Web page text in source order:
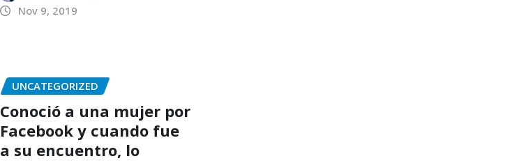
Nov 9, 2019
UNCATEGORIZED
Conoció a una mujer por
Facebook y cuando fue
a su encuentro, lo